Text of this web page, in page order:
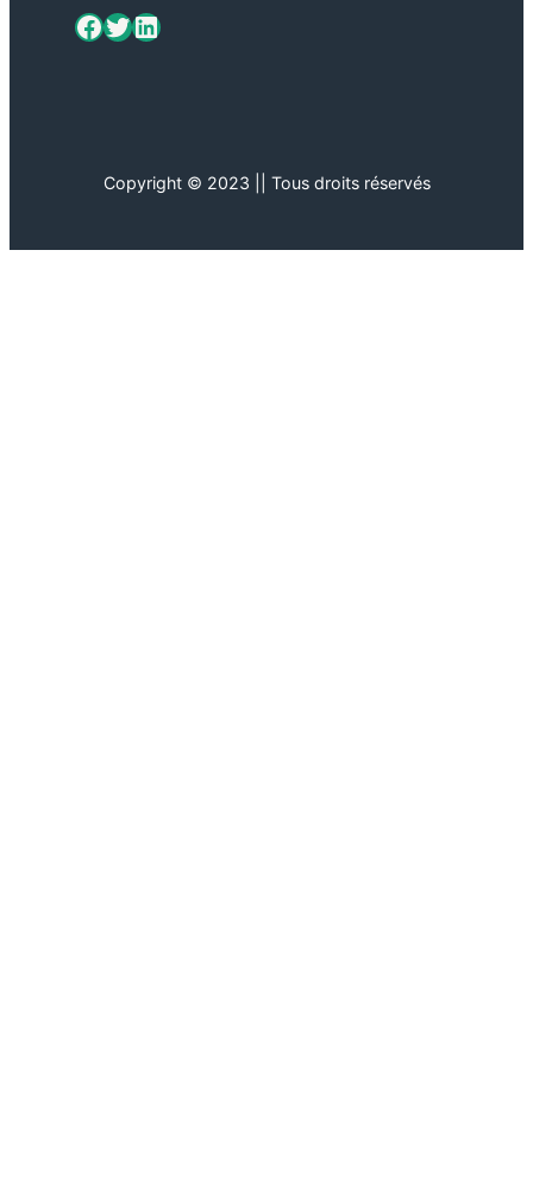
ViaMétiers sur Facebook Twitter LinkedIn
Copyright © 2023 || Tous droits réservés